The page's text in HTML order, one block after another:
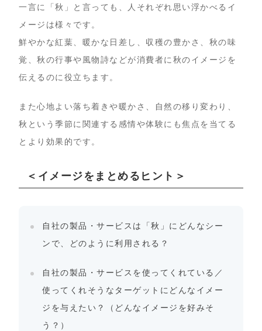
一言に「秋」と言っても、人それぞれ思い浮かべるイ
メージは様々です。
鮮やかな紅葉、暖かな日差し、収穫の豊かさ、秋の味
覚、秋の行事や風物詩などが消費者に秋のイメージを
伝えるのに役立ちます。
また心地よい落ち着きや暖かさ、自然の移り変わり、
秋という季節に関連する感情や体験にも焦点を当てる
とより効果的です。
＜イメージをまとめるヒント＞
自社の製品・サービスは「秋」にどんなシー
ンで、どのように利用される？
自社の製品・サービスを使ってくれている／
使ってくれそうなターゲットにどんなイメー
ジを与えたい？（どんなイメージを好みそ
う？）